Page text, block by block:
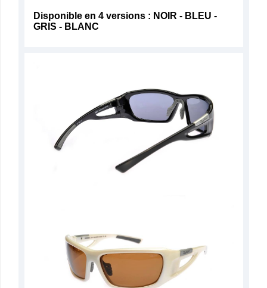
Disponible en 4 versions : NOIR - BLEU -
GRIS - BLANC